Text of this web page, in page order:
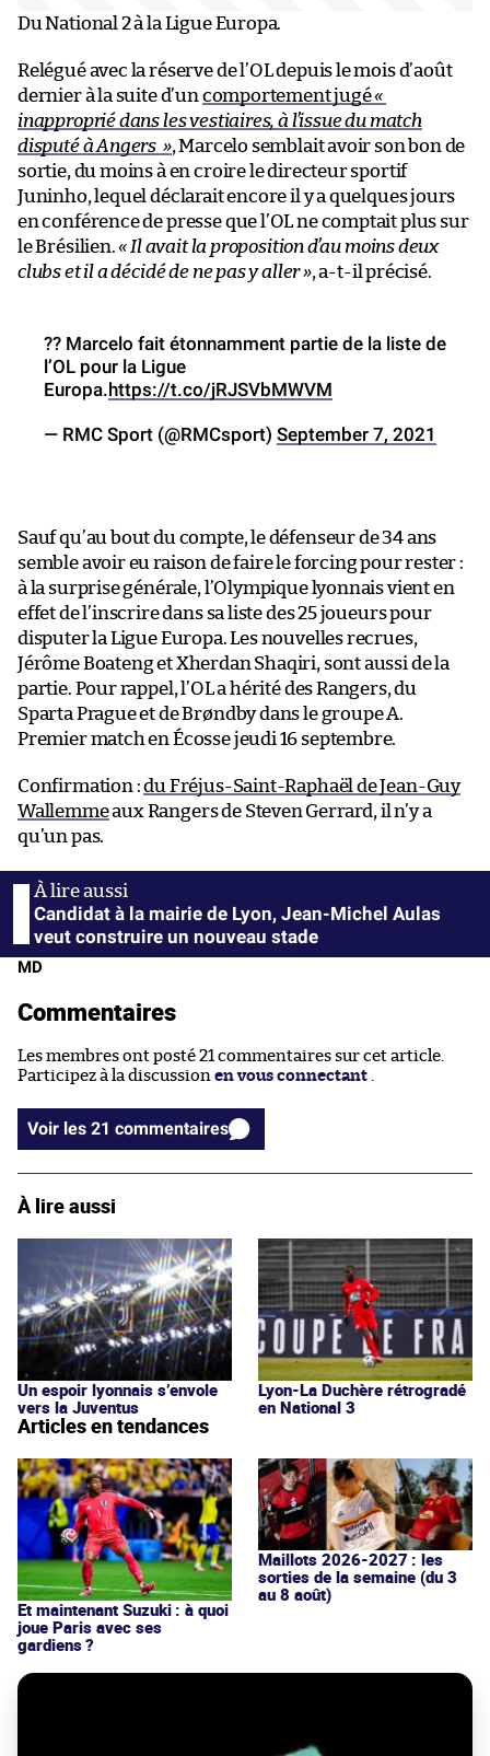
Du National 2 à la Ligue Europa.
Relégué avec la réserve de l’OL depuis le mois d’août
dernier à la suite d’un comportement jugé«
inapproprié dans les vestiaires, à l’issue du match
disputé à Angers », Marcelo semblait avoir son bon de
sortie, du moins à en croire le directeur sportif
Juninho, lequel déclarait encore il y a quelques jours
en conférence de presse que l’OL ne comptait plus sur
le Brésilien.« Il avait la proposition d’au moins deux
clubs et il a décidé de ne pas y aller », a-t-il précisé.
?? Marcelo fait étonnamment partie de la liste de
l’OL pour la Ligue
Europa.https://t.co/jRJSVbMWVM
— RMC Sport (@RMCsport) September 7, 2021
Sauf qu’au bout du compte, le défenseur de 34 ans
semble avoir eu raison de faire le forcing pour rester :
à la surprise générale, l’Olympique lyonnais vient en
effet de l’inscrire dans sa liste des 25 joueurs pour
disputer la Ligue Europa. Les nouvelles recrues,
Jérôme Boateng et Xherdan Shaqiri, sont aussi de la
partie. Pour rappel, l’OL a hérité des Rangers, du
Sparta Prague et de Brøndby dans le groupe A.
Premier match en Écosse jeudi 16 septembre.
Confirmation :du Fréjus-Saint-Raphaël de Jean-Guy
Wallemmeaux Rangers de Steven Gerrard, il n’y a
qu’un pas.
Candidat à la mairie de Lyon, Jean-Michel Aulas
veut construire un nouveau stade
MD
Commentaires
Les membres ont posté 21 commentaires sur cet article.
Participez à la discussion en vous connectant
Voir les 21 commentaires
À lire aussi
Un espoir lyonnais s’envole
vers la Juventus
Lyon-La Duchère rétrogradé
en National 3
Articles en tendances
Et maintenant Suzuki : à quoi
joue Paris avec ses
gardiens ?
Maillots 2026-2027 : les
sorties de la semaine (du 3
au 8 août)